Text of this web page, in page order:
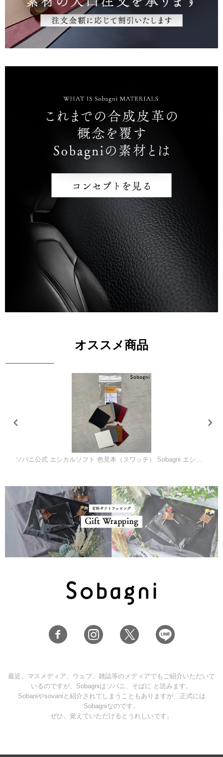
オススメ商品
ソバニ公式 エシカルソフト 色見本（スワッチ） Sobagni エシカル合皮 5センチ角×9色 事前の色のご確認でぜひご利用ください【メール便】 日時指定不可です
最近、マスメディア、ウェブ、雑誌等のメディアでもご紹介いただいて
いるのですが、Sobagniはソバニ、そばに と読みます。
Sobaniやsovaniと紹介されてしまうこともありますが、正式には
Sobagniなのです。
ぜひ、覚えていただけるとうれしいです。